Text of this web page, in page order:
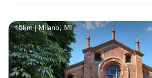
15km | Milano, MI